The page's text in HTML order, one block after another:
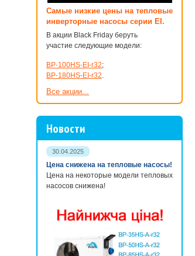
Самые низкие цены на тепловые
инверторные насосы серии EI.
В акции Black Friday беруть
участие следующие модели:
BP-100HS-EI-r32;
BP-180HS-EI-r32.
Все акции...
Новости
30.04.2025
Цена снижена на тепловые насосы!
Цена на некоторые модели тепловых
насосов снижена!